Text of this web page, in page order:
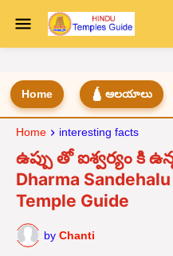
Home 🛕 ఆలయాలు
Home interesting facts
ఉప్పు తో ఐశ్వర్యం కి
Dharma
Temple Guide
by Chanti